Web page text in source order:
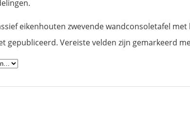
eikenhouten zwevende wandconsoletafel
gepubliceerd. Vereiste velden zijn gemarkeerd